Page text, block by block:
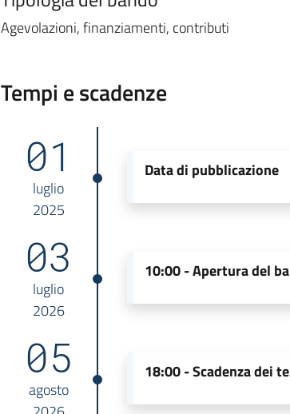
Agevolazioni, finanziamenti, contributi
Tempi e scadenze
01
luglio
2025
Data di pubblicazione
03
luglio
2026
10:00 -Apertura del
05
agosto
18:00 -Scadenza dei